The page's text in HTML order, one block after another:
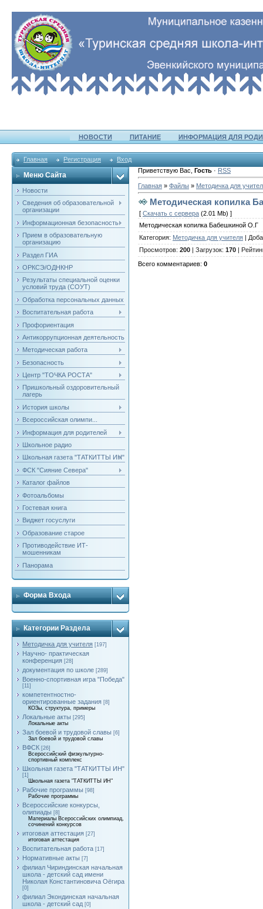
НОВОСТИ ПИТАНИЕ ИНФОРМАЦИЯ ДЛЯ
Главная Регистрация Вход
Меню Сайта
Новости
Сведения об образовательной
организации
Информационная безопасность
Прием в образовательную
организацию
Раздел ГИА
ОРКСЭ/ОДНКНР
Результаты специальной оценки
условий труда (СОУТ)
Обработка персональных данных
Воспитательная работа
Профориентация
Антикоррупционная деятельность
Методическая работа
Безопасность
Центр "ТОЧКА РОСТА"
Пришкольный оздоровительный
лагерь
История школы
Всероссийская олимпи...
Информация для родителей
Школьное радио
Школьная газета "ТАТКИТТЫ ИН"
ФСК "Сияние Севера"
Каталог файлов
Фотоальбомы
Гостевая книга
Виджет госуслуги
Образование старое
Противодействие ИТ-
мошенникам
Панорама
Форма Входа
Категории Раздела
Методичка для учителя [197]
Научно- практическая
конференция [28]
документация по школе [289]
Военно-спортивная игра "Победа"
[11]
компетентностно-
ориентированные задания [8]
КОЗы, структура, примеры
Локальные акты [295]
Локальные акты
Зал боевой и трудовой славы [6]
Зал боевой и трудовой славы
ВФСК [26]
Всероссийский физкультурно-
спортивный комплекс
Школьная газета "ТАТКИТТЫ ИН"
[1]
Школьная газета "ТАТКИТТЫ ИН"
Рабочие программы [98]
Рабочие программы
Всероссийские конкурсы,
олипиады [8]
Материалы Всероссийских олимпиад,
сочинений конкурсов
итоговая аттестация [27]
итоговая аттестация
Воспитательная работа [17]
Нормативные акты [7]
филиал Чириндинская начальная
школа - детский сад имени
Николая Константиновича Оёгира
[0]
филиал Экондинская начальная
школа - детский сад [0]
Приветствую Вас Гость · RSS
Главная » Файлы » Методичка для
Методическая копилка
[ Скачать с сервера (2.01 Mb) ]
Методическая копилка Бабешкиной О.Г
Категория: Методичка для учителя
Просмотров: 200 Загрузок: 170
Всего комментариев: 0